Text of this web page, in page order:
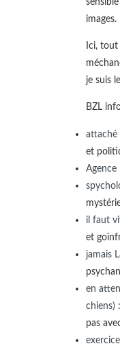
images.
Ici,
je suis
BZL
attaché
et
Agence
il faut
et
jamais
en
chiens)
pas